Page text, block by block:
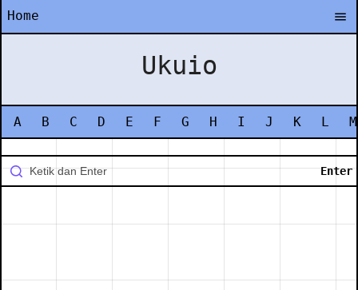
Home
Ukuio
A B C D E F G H I J K L M